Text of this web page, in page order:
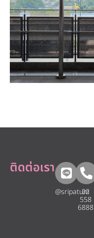
ติดต่อเรา
@sripatum
02
558
6888